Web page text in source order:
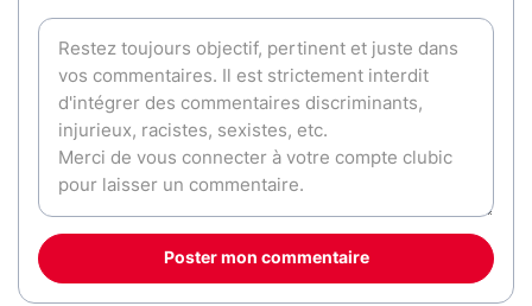
Poster mon commentaire